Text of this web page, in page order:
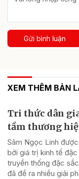
Gửi bình luận
XEM THÊM BẢN
Tri thức dân
tầm thương
Sâm Ngọc Linh
bởi giá trị kinh tế
truyền thống đặc
đã đề ra nhiều giải